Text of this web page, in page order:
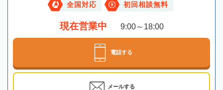
全国対応 初回相談無料
現在営業中 9:00～18:00
電話する
メールする